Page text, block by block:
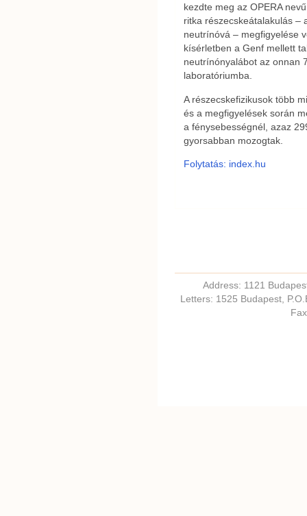
kezdte meg az OPERA
ritka részecskeátalakulás –
neutrínóvá – megfigyelése
kísérletben a Genf mellett
neutrínónyalábot az onnan
laboratóriumba.
A részecskefizikusok több
és a megfigyelések során
a fénysebességnél, azaz
gyorsabban mozogtak.
Folytatás: index.hu
Address: 1121
Letters: 1525 Budapest,